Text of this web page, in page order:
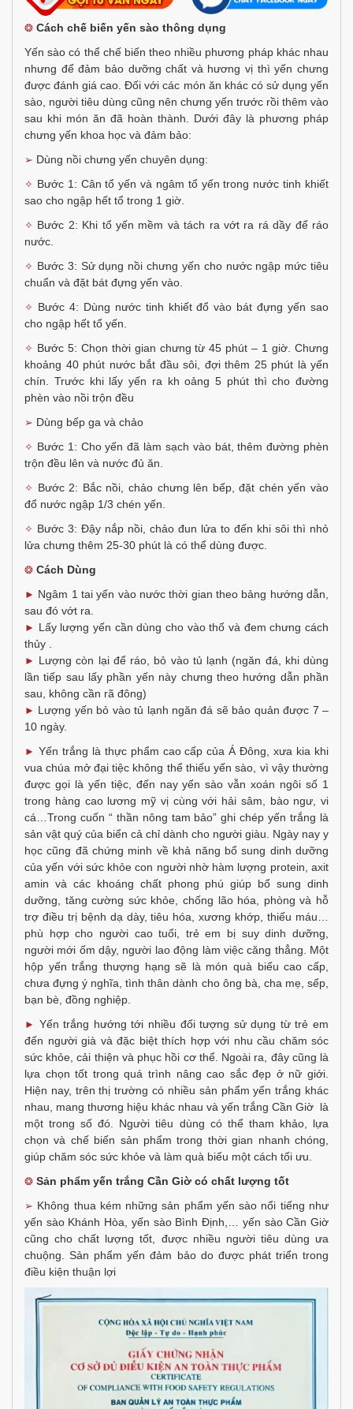
❂ Cách chế biến yến sào thông dụng
Yến sào có thể chế biến theo nhiều phương pháp khác nhau
nhưng để đảm bảo dưỡng chất và hương vị thì yến chưng
được đánh giá cao. Đối với các món ăn khác có sử dụng yến
sào, người tiêu dùng cũng nên chưng yến trước rồi thêm vào
sau khi món ăn đã hoàn thành. Dưới đây là phương pháp
chưng yến khoa học và đảm bảo:
➢ Dùng nồi chưng yến chuyên dụng:
✧ Bước 1: Cân tổ yến và ngâm tổ yến trong nước tinh khiết
sao cho ngập hết tổ trong 1 giờ.
✧ Bước 2: Khi tổ yến mềm và tách ra vớt ra rá dầy để ráo
nước.
✧ Bước 3: Sử dụng nồi chưng yến cho nước ngập mức tiêu
chuẩn và đặt bát đựng yến vào.
✧ Bước 4: Dùng nước tinh khiết đổ vào bát đựng yến sao
cho ngập hết tổ yến.
✧ Bước 5: Chọn thời gian chưng từ 45 phút – 1 giờ. Chưng
khoảng 40 phút nước bắt đầu sôi, đợi thêm 25 phút là yến
chín. Trước khi lấy yến ra kh oảng 5 phút thì cho đường
phèn vào nồi trộn đều
➢ Dùng bếp ga và chảo
✧ Bước 1: Cho yến đã làm sạch vào bát, thêm đường phèn
trộn đều lên và nước đủ ăn.
✧ Bước 2: Bắc nồi, chảo chưng lên bếp, đặt chén yến vào
đổ nước ngập 1/3 chén yến.
✧ Bước 3: Đậy nắp nồi, chảo đun lửa to đến khi sôi thì nhỏ
lửa chưng thêm 25-30 phút là có thể dùng được.
❂ Cách Dùng
► Ngâm 1 tai yến vào nước thời gian theo bảng hướng dẫn,
sau đó vớt ra.
► Lấy lượng yến cần dùng cho vào thố và đem chưng cách
thủy .
► Lượng còn lại để ráo, bỏ vào tủ lạnh (ngăn đá, khi dùng
lần tiếp sau lấy phần yến này chưng theo hướng dẫn phần
sau, không cần rã đông)
► Lượng yến bỏ vào tủ lạnh ngăn đá sẽ bảo quản được 7 –
10 ngày.
► Yến trắng là thực phẩm cao cấp của Á Đông, xưa kia khi
vua chúa mở đại tiệc không thể thiếu yến sào, vì vậy thường
được gọi là yến tiệc, đến nay yến sào vẫn xoán ngôi số 1
trong hàng cao lương mỹ vị cùng với hải sâm, bào ngư, vi
cá…Trong cuốn “ thần nông tam bảo” ghi chép yến trắng là
sản vật quý của biển cả chỉ dành cho người giàu. Ngày nay y
học cũng đã chứng minh về khả năng bổ sung dinh dưỡng
của yến với sức khỏe con người nhờ hàm lượng protein, axit
amin và các khoáng chất phong phú giúp bổ sung dinh
dưỡng, tăng cường sức khỏe, chống lão hóa, phòng và hỗ
trợ điều trị bệnh dạ dày, tiêu hóa, xương khớp, thiếu máu…
phù hợp cho người cao tuổi, trẻ em bị suy dinh dưỡng,
người mới ốm dậy, người lao động làm việc căng thẳng. Một
hộp yến trắng thượng hạng sẽ là món quà biếu cao cấp,
chưa đựng ý nghĩa, tình thân dành cho ông bà, cha mẹ, sếp,
bạn bè, đồng nghiệp.
► Yến trắng hướng tới nhiều đối tượng sử dụng từ trẻ em
đến người già và đặc biệt thích hợp với nhu cầu chăm sóc
sức khỏe, cải thiện và phục hồi cơ thể. Ngoài ra, đây cũng là
lựa chọn tốt trong quá trình nâng cao sắc đẹp ở nữ giới.
Hiện nay, trên thị trường có nhiều sản phẩm yến trắng khác
nhau, mang thương hiệu khác nhau và yến trắng Cần Giờ là
một trong số đó. Người tiêu dùng có thể tham khảo, lựa
chọn và chế biến sản phẩm trong thời gian nhanh chóng,
giúp chăm sóc sức khỏe và làm quà biếu một cách tối ưu.
❂ Sản phẩm yến trắng Cần Giờ có chất lượng tốt
➢ Không thua kém những sản phẩm yến sào nổi tiếng như
yến sào Khánh Hòa, yến sào Bình Định,… yến sào Cần Giờ
cũng cho chất lượng tốt, được nhiều người tiêu dùng ưa
chuộng. Sản phẩm yến đảm bảo do được phát triển trong
điều kiện thuận lợi